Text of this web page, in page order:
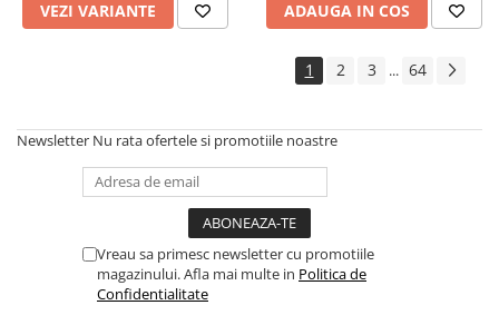
VEZI VARIANTE ADAUGA IN COS
1 2 3 ... 64
Newsletter Nu rata ofertele si promotiile noastre
Vreau sa primesc newsletter cu promotiile
magazinului. Afla mai multe in Politica de
Confidentialitate